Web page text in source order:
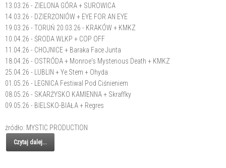
13.03.26 - ZIELONA GÓRA + SUROWICA
14.03.26 - DZIERŻONIÓW + EYE FOR AN EYE
19.03.26 - TORUŃ 20.03.26 - KRAKÓW + KMKZ
10.04.26 - ŚRODA WLKP + COP OFF
11.04.26 - CHOJNICE + Baraka Face Junta
18.04.26 - OSTRÓDA + Monroe's Mysterious Death + KMKZ
25.04.26 - LUBLIN + Ye.Stem + Ohyda
01.05.26 - LEGNICA Festiwal Pod Ciśnieniem
08.05.26 - SKARŻYSKO KAMIENNA + Skraffky
09.05.26 - BIELSKO-BIAŁA + Regres
źródło: MYSTIC PRODUCTION
Czytaj dalej...